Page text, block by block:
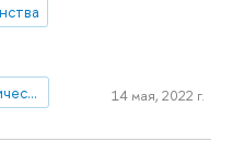
Институт региональных исторических исследований
14 мая, 2022 г.